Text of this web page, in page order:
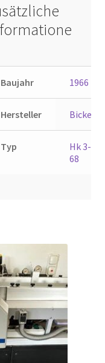
Baujahr 1966
Hersteller Bickel
Typ
Hk 3-
68